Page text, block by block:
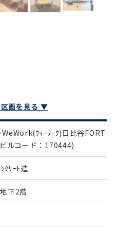
画を見る ▼
WeWork(ｳｨｰﾜｰｸ)日比谷FORT
ルコード：170444)
ｸﾘｰﾄ造
下2階